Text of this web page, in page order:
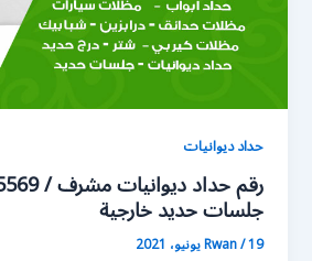
حداد ديوانيات
جلسات حديد خارجية
Rwan/19 يونيو، 2021